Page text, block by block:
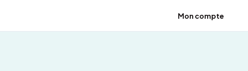
Mon compte